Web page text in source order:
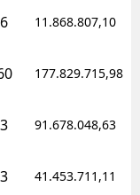
11.868.807,10
177.829.715,98
91.678.048,63
41.453.711,11